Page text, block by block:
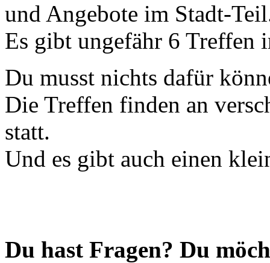
und Angebote im Stadt-
Es gibt ungefähr 6 Treffen
Du musst nichts dafür
Die Treffen finden an
statt.
Und es gibt auch einen
Du hast Fragen? Du